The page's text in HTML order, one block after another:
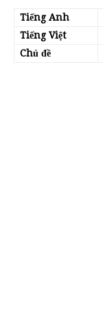
Tiếng Anh
Tiếng Việt
Chủ đề